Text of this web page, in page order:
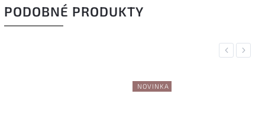
PODOBNÉ PRODUKTY
Previous
NOVINKA
Next